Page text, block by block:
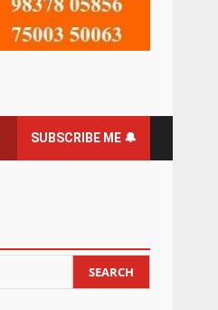
SUBSCRIBE ME 🔔
SEARCH